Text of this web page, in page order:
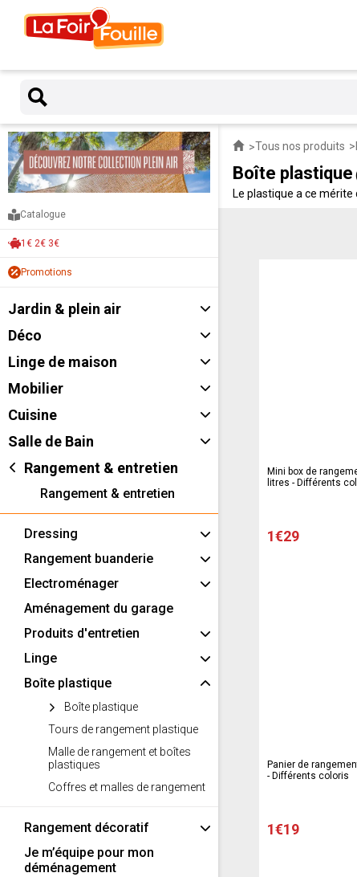
Catalogue
1€ 2€ 3€
Promotions
Jardin & plein air
Déco
Linge de maison
Mobilier
Cuisine
Salle de Bain
Rangement & entretien
Rangement & entretien
Dressing
Rangement buanderie
Electroménager
Aménagement du garage
Produits d'entretien
Linge
Boîte plastique
Boîte plastique
Tours de rangement plastique
Malle de rangement et boîtes
plastiques
Coffres et malles de rangement
Rangement décoratif
Je m’équipe pour mon
déménagement
Tous nos produits
Boîte plastique
Le plastique a ce
Mini box de
litres - Différents
1€29
Panier de
- Différents coloris
1€19